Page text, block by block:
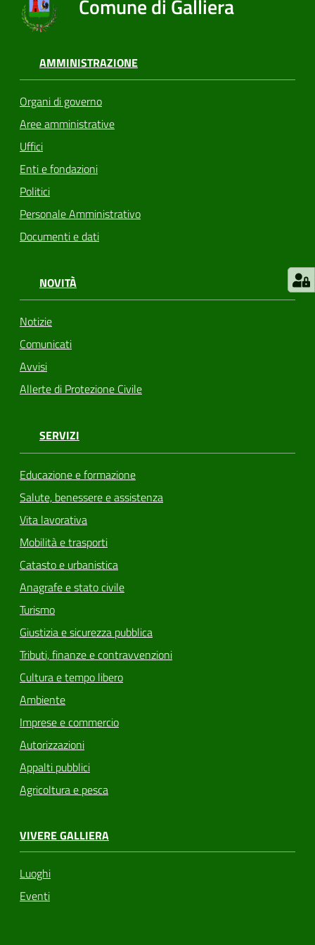
Comune di Galliera
AMMINISTRAZIONE
Organi di governo
Aree amministrative
Uffici
Enti e fondazioni
Politici
Personale Amministrativo
Documenti e dati
NOVITÀ
Notizie
Comunicati
Avvisi
Allerte di Protezione Civile
SERVIZI
Educazione e formazione
Salute, benessere e assistenza
Vita lavorativa
Mobilità e trasporti
Catasto e urbanistica
Anagrafe e stato civile
Turismo
Giustizia e sicurezza pubblica
Tributi, finanze e contravvenzioni
Cultura e tempo libero
Ambiente
Imprese e commercio
Autorizzazioni
Appalti pubblici
Agricoltura e pesca
VIVERE GALLIERA
Luoghi
Eventi